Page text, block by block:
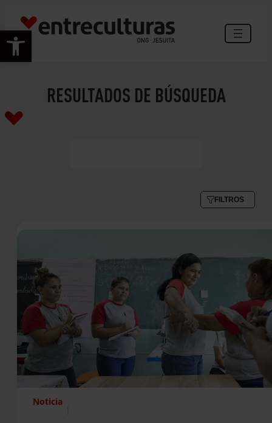
Abrir barra de herramientas
RESULTADOS DE BÚSQUEDA
FILTROS
Noticia